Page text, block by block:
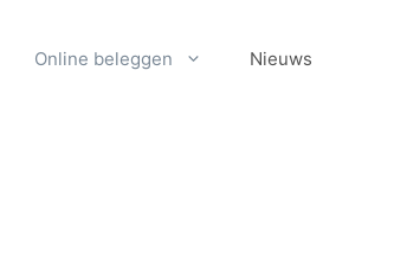
Online beleggen Nieuws